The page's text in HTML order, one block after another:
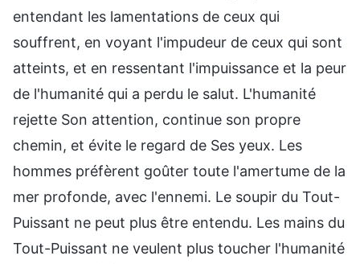
entendant les lamentations de ceux qui
souffrent, en voyant l'impudeur de ceux qui sont
atteints, et en ressentant l'impuissance et la peur
de l'humanité qui a perdu le salut. L'humanité
rejette Son attention, continue son propre
chemin, et évite le regard de Ses yeux. Les
hommes préfèrent goûter toute l'amertume de la
mer profonde, avec l'ennemi. Le soupir du Tout-
Puissant ne peut plus être entendu. Les mains du
Tout-Puissant ne veulent plus toucher l'humanité